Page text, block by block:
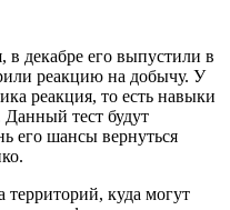
декабре его выпустили в
реакцию на добычу. У
реакция, то есть навыки
Данный тест будут
его шансы вернуться
территорий, куда могут